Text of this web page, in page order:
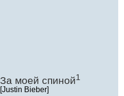
За моей спиной1
[Justin Bieber]